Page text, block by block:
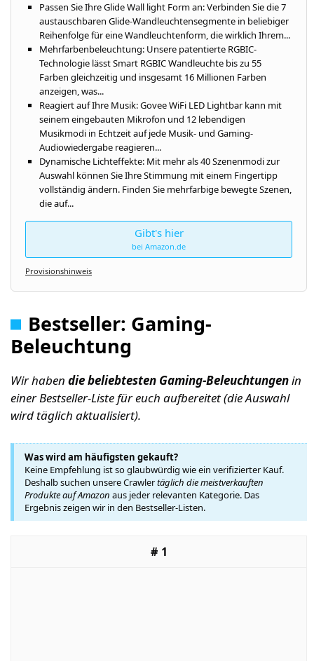
Passen Sie Ihre Glide Wall light Form an: Verbinden Sie die 7
austauschbaren Glide-Wandleuchtensegmente in beliebiger
Reihenfolge für eine Wandleuchtenform, die wirklich Ihrem...
Mehrfarbenbeleuchtung: Unsere patentierte RGBIC-
Technologie lässt Smart RGBIC Wandleuchte bis zu 55
Farben gleichzeitig und insgesamt 16 Millionen Farben
anzeigen, was...
Reagiert auf Ihre Musik: Govee WiFi LED Lightbar kann mit
seinem eingebauten Mikrofon und 12 lebendigen
Musikmodi in Echtzeit auf jede Musik- und Gaming-
Audiowiedergabe reagieren...
Dynamische Lichteffekte: Mit mehr als 40 Szenenmodi zur
Auswahl können Sie Ihre Stimmung mit einem Fingertipp
vollständig ändern. Finden Sie mehrfarbige bewegte Szenen,
die auf...
Gibt's hier
bei Amazon.de
Provisionshinweis
Bestseller: Gaming-
Beleuchtung
Wir haben die beliebtesten Gaming-Beleuchtungenin
einer Bestseller-Liste für euch aufbereitet (die Auswahl
wird täglich aktualisiert).
Was wird am häufigsten gekauft?
Keine Empfehlung ist so glaubwürdig wie ein verifizierter Kauf.
Deshalb suchen unsere Crawlertäglich die meistverkauften
Produkte auf Amazon aus jeder relevanten Kategorie. Das
Ergebnis zeigen wir in den Bestseller-Listen.
1